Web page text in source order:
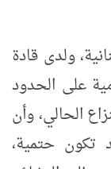
ولدى قادة
على الحدود
الحالي، وأن
تكون حتمية،